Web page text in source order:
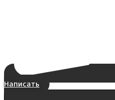
Написать